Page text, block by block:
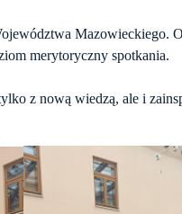
Mazowieckiego.
merytoryczny spotkania.
z nową wiedzą, ale i